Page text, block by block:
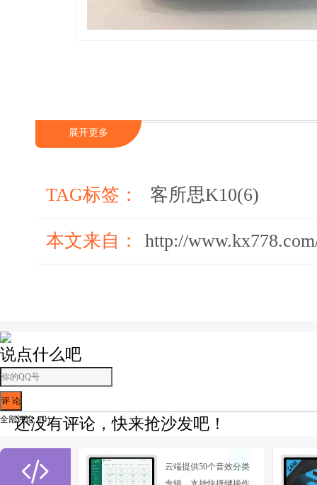
2看K10直播版功能：
品，如FX5、KX6究极版来说，音效及功能都不算
展开更多
TAG标签： 客所思K10(6)
本文来自： http://
说点什么吧
全部评论（0）
还没有评论，快来抢沙发吧！

云端提供50个音效分类